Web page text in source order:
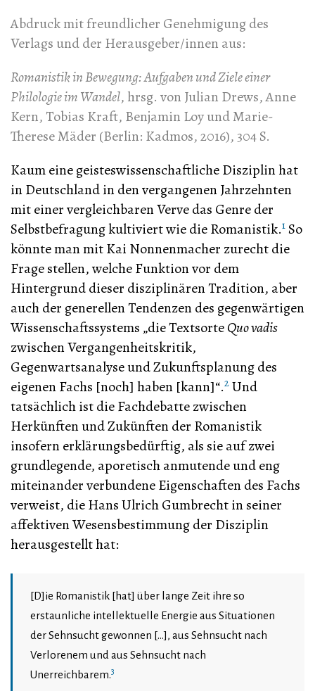
Abdruck mit freundlicher Genehmigung des
Verlags und der Herausgeber/innen aus:
Romanistik in Bewegung: Aufgaben und Ziele einer
Philologie im Wandel, hrsg. von Julian Drews, Anne
Kern, Tobias Kraft, Benjamin Loy und Marie-
Therese Mäder (Berlin: Kadmos, 2016), 304 S.
Kaum eine geisteswissenschaftliche Disziplin hat
in Deutschland in den vergangenen Jahrzehnten
mit einer vergleichbaren Verve das Genre der
Selbstbefragung kultiviert wie die Romanistik.1 So
könnte man mit Kai Nonnenmacher zurecht die
Frage stellen, welche Funktion vor dem
Hintergrund dieser disziplinären Tradition, aber
auch der generellen Tendenzen des gegenwärtigen
Wissenschaftssystems „die TextsorteQuo vadis
zwischen Vergangenheitskritik,
Gegenwartsanalyse und Zukunftsplanung des
eigenen Fachs [noch] haben [kann]“.2 Und
tatsächlich ist die Fachdebatte zwischen
Herkünften und Zukünften der Romanistik
insofern erklärungsbedürftig, als sie auf zwei
grundlegende, aporetisch anmutende und eng
miteinander verbundene Eigenschaften des Fachs
verweist, die Hans Ulrich Gumbrecht in seiner
affektiven Wesensbestimmung der Disziplin
herausgestellt hat:
[D]ie Romanistik [hat] über lange Zeit ihre so
erstaunliche intellektuelle Energie aus Situationen
der Sehnsucht gewonnen […], aus Sehnsucht nach
Verlorenem und aus Sehnsucht nach
Unerreichbarem.3